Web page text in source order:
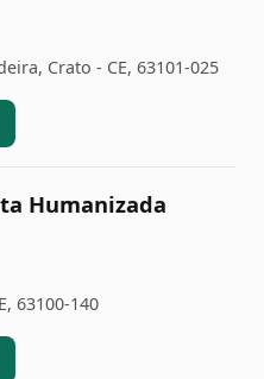
Crato - CE, 63101-025
Humanizada
63100-140